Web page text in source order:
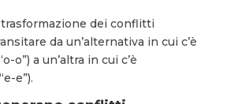
dei conflitti
da un’alternativa in cui c’è
o”) a un’altra in cui c’è
e”).